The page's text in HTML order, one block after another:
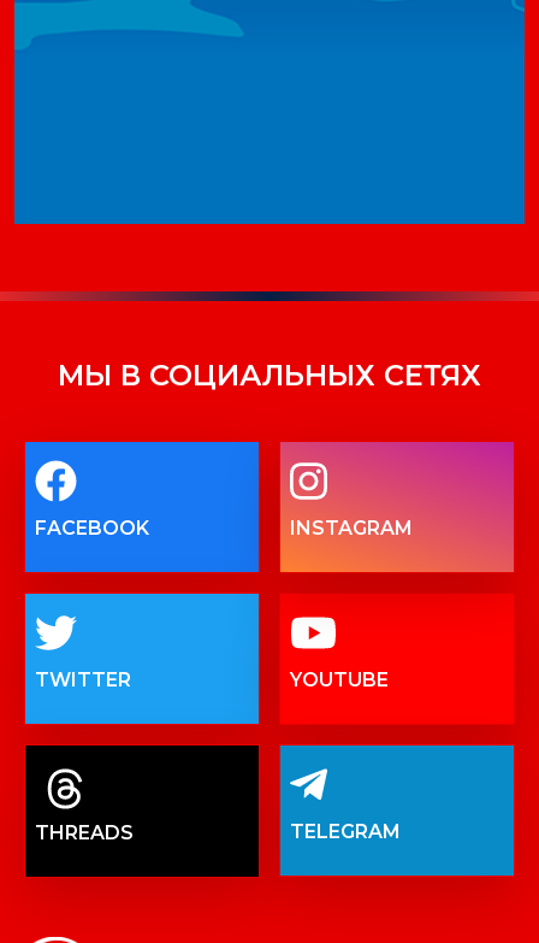
МЫ В СОЦИАЛЬНЫХ СЕТЯХ
FACEBOOK INSTAGRAM
TWITTER YOUTUBE
THREADS TELEGRAM